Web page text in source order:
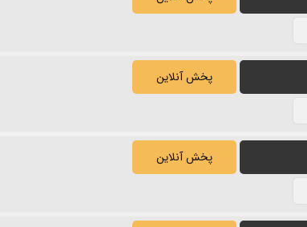
پخش آنلاین
پخش آنلاین